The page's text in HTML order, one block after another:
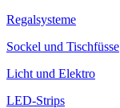
Regalsysteme
Sockel und Tischfüsse
Licht und Elektro
LED-Strips